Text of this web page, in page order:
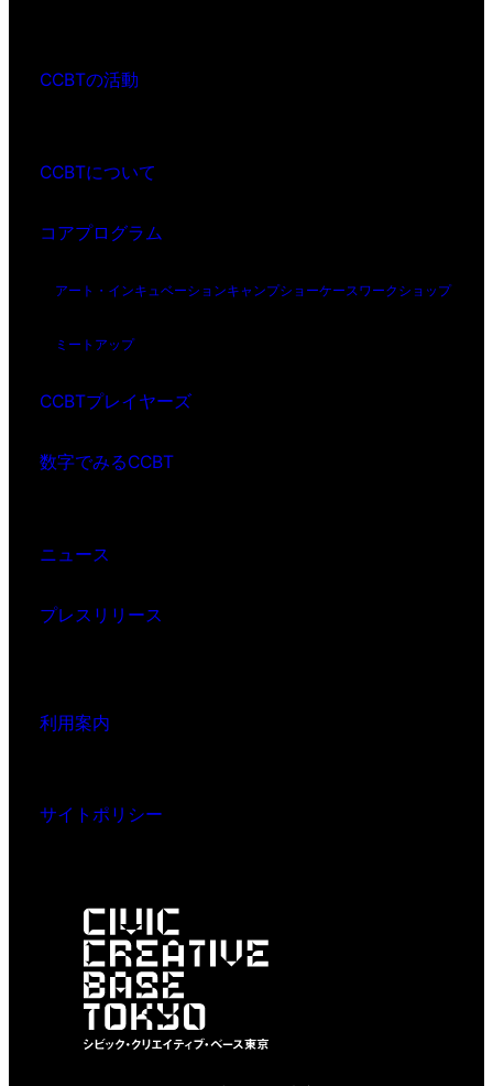
CCBTの活動
CCBTについて
コアプログラム
アート・インキュベーションキャンプショーケースワークショップ
ミートアップ
CCBTプレイヤーズ
数字でみるCCBT
ニュース
プレスリリース
利用案内
サイトポリシー